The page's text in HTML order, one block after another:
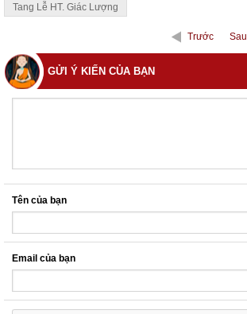
Tang Lễ HT. Giác Lượng
Trước Sau
GỬI Ý KIẾN CỦA BẠN
Tên của bạn
Email của bạn